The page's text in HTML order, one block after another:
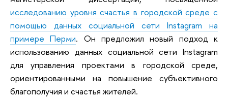
исследованию уровня счастья в городской среде с
помощью данных социальной сети Instagram на
примере Перми. Он предложил новый подход к
использованию данных социальной сети Instagram
для управления проектами в городской среде,
ориентированными на повышение субъективного
благополучия и счастья жителей.